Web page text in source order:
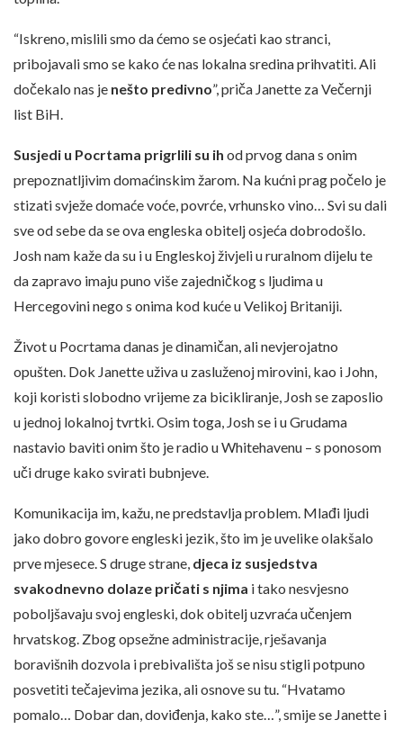
“Iskreno, mislili smo da ćemo se osjećati kao stranci,
pribojavali smo se kako će nas lokalna sredina prihvatiti. Ali
dočekalo nas je nešto predivno”, priča Janette za Večernji
list BiH.
Susjedi u Pocrtama prigrlili su ih od prvog dana s onim
prepoznatljivim domaćinskim žarom. Na kućni prag počelo je
stizati svježe domaće voće, povrće, vrhunsko vino… Svi su dali
sve od sebe da se ova engleska obitelj osjeća dobrodošlo.
Josh nam kaže da su i u Engleskoj živjeli u ruralnom dijelu te
da zapravo imaju puno više zajedničkog s ljudima u
Hercegovini nego s onima kod kuće u Velikoj Britaniji.
Život u Pocrtama danas je dinamičan, ali nevjerojatno
opušten. Dok Janette uživa u zasluženoj mirovini, kao i John,
koji koristi slobodno vrijeme za bicikliranje, Josh se zaposlio
u jednoj lokalnoj tvrtki. Osim toga, Josh se i u Grudama
nastavio baviti onim što je radio u Whitehavenu – s ponosom
uči druge kako svirati bubnjeve.
Komunikacija im, kažu, ne predstavlja problem. Mlađi ljudi
jako dobro govore engleski jezik, što im je uvelike olakšalo
prve mjesece. S druge strane, djeca iz susjedstva
svakodnevno dolaze pričati s njima i tako nesvjesno
poboljšavaju svoj engleski, dok obitelj uzvraća učenjem
hrvatskog. Zbog opsežne administracije, rješavanja
boravišnih dozvola i prebivališta još se nisu stigli potpuno
posvetiti tečajevima jezika, ali osnove su tu. “Hvatamo
pomalo… Dobar dan, doviđenja, kako ste…”, smije se Janette i